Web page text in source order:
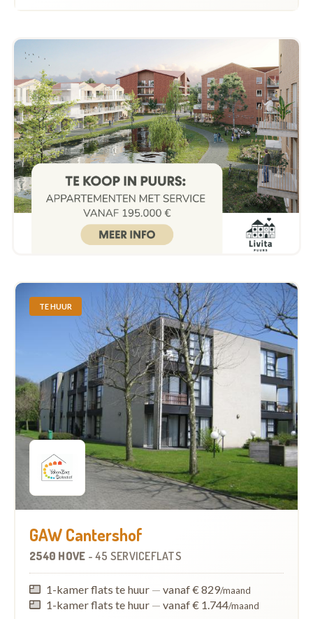
TE HUUR
GAW Cantershof
2540 HOVE - 45 SERVICEFLATS
1-kamer flats te huur — vanaf € 829/maand
1-kamer flats te huur — vanaf € 1.744/maand